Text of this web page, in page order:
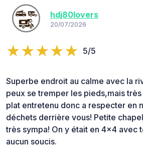
hdj80lovers
20/07/2026
5/5
Superbe endroit au calme avec la
peux se tremper les pieds,mais
plat entretenu donc a respecter en
déchets derrière vous! Petite
très sympa! On y était en 4x4 avec
aucun soucis.